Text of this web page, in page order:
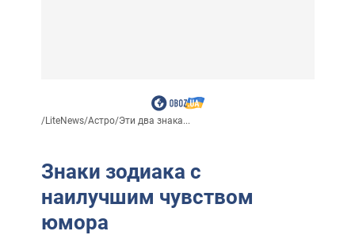
/LiteNews/Астро/Эти два знака...
Знаки зодиака с
наилучшим чувством
юмора